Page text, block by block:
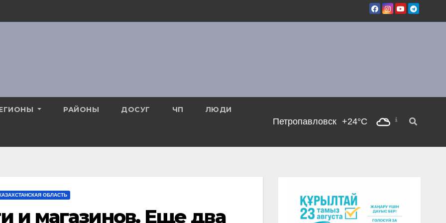
РАЙОНЫ ДОСУГ ЧП ЛЮДИ
Петропавловск +24°C
ОБЛАСТЬ
и магазинов. Еще два